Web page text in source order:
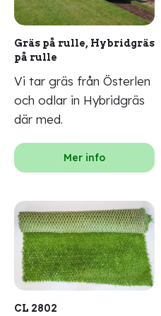
Gräs på rulle, Hybridgräs
på rulle
Vi tar gräs från Österlen
och odlar in Hybridgräs
där med.
Mer info
CL 2802